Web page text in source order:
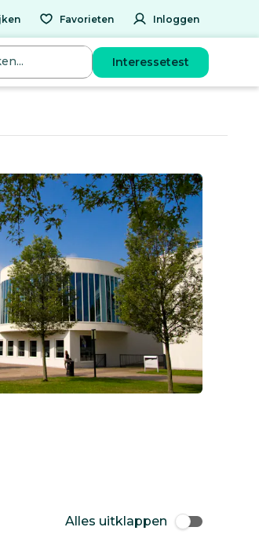
Favorieten Inloggen
Interessetest
Alles uitklappen